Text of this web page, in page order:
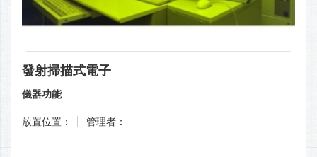
發射掃描式電子
儀器功能
放置位置： 管理者：